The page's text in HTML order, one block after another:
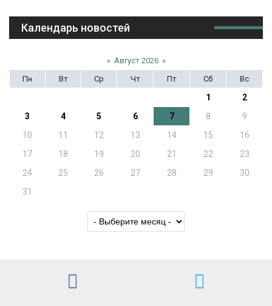
Календарь новостей
« Август 2026 »
Пн
Вт Ср Чт Пт Сб Вс
1
2
3
4 5 6 7 8
9
10
11 12 13 14 15
16
17
18 19 20 21 22
23
24
25 26 27 28 29
30
31